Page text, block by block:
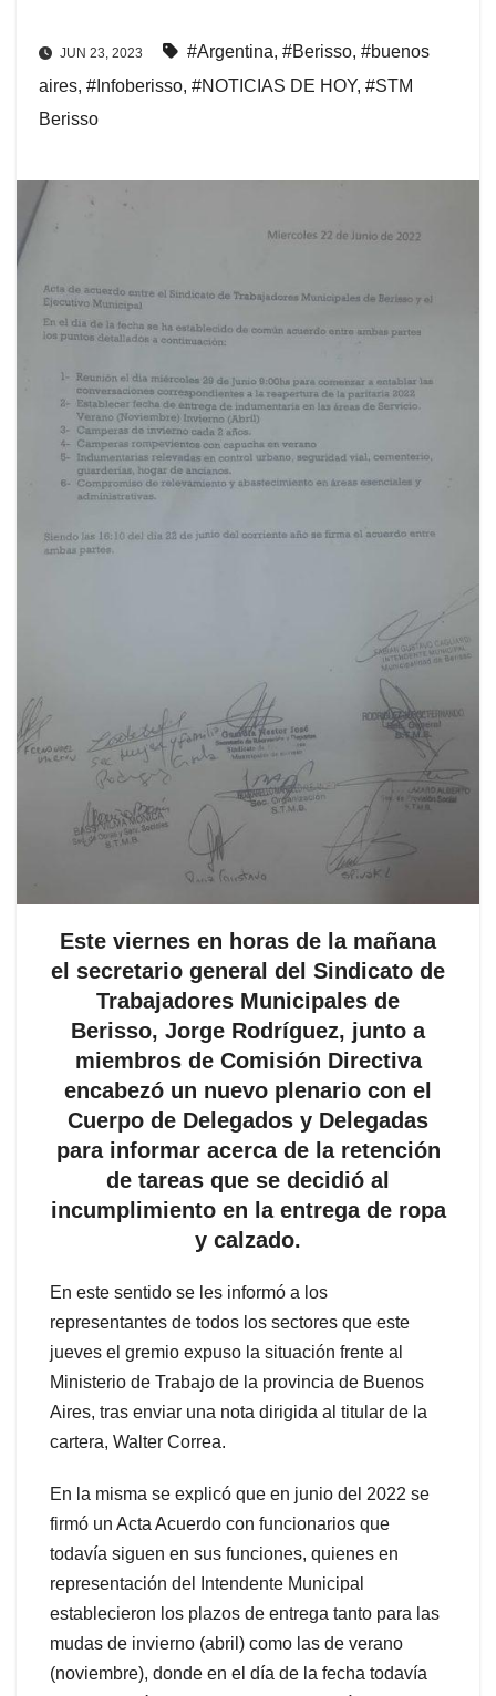
JUN 23, 2023 #Argentina, #Berisso, #buenos
aires, #Infoberisso, #NOTICIAS DE HOY, #STM
Berisso
Este viernes en horas de la mañana
el secretario general del Sindicato de
Trabajadores Municipales de
Berisso, Jorge Rodríguez, junto a
miembros de Comisión Directiva
encabezó un nuevo plenario con el
Cuerpo de Delegados y Delegadas
para informar acerca de la retención
de tareas que se decidió al
incumplimiento en la entrega de ropa
y calzado.
En este sentido se les informó a los
representantes de todos los sectores que este
jueves el gremio expuso la situación frente al
Ministerio de Trabajo de la provincia de Buenos
Aires, tras enviar una nota dirigida al titular de la
cartera, Walter Correa.
En la misma se explicó que en junio del 2022 se
firmó un Acta Acuerdo con funcionarios que
todavía siguen en sus funciones, quienes en
representación del Intendente Municipal
establecieron los plazos de entrega tanto para las
mudas de invierno (abril) como las de verano
(noviembre), donde en el día de la fecha todavía